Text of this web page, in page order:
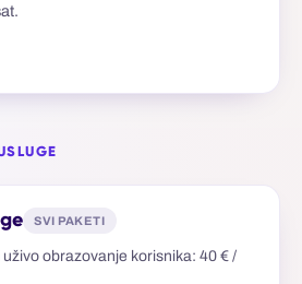
SVI PAKETI
obrazovanje korisnika: 40 € /